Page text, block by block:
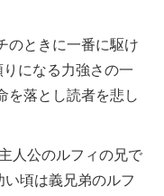
のときに一番に駆け
りになる力強さの一
を落とし読者を悲し
人公のルフィの兄で
頃は義兄弟のルフ